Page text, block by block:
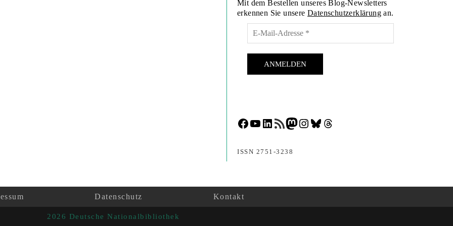
Mit dem Bestellen unseres Blog-Newsletters
erkennen Sie unsereDatenschutzerklärung an.
Facebook
YouTube
LinkedIn
RSS-Feed
Mastodon
Instagram
Bluesky
Threads
ISSN 2751-3238
Datenschutz Kontakt
2026 Deutsche Nationalbibliothek